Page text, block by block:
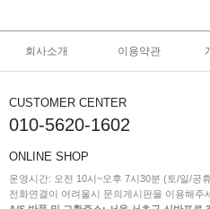
회사소개 이용약관
CUSTOMER CENTER
010-5620-1602
ONLINE SHOP
운영시간: 오전 10시~오후 7시30분 (토/일/공
전화연결이 어려울시 문의게시판을 이용해주